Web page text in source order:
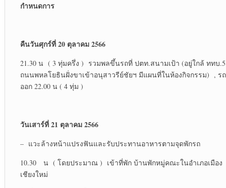
กำหนดการ
คืนวันศุกร์ที่ 20 ตุลาคม 2566
21.30 น ( 3 ทุ่มครึ่ง ) รวมพลขึ้นรถที่ ปตท.สนามเป้า (อยู่ใกล้ ททบ.5
ถนนพหลโยธินฝั่งขาเข้าอนุสาวรีย์ชัยฯ มีแผนที่ในห้องกิจกรรม) , รถ
ออก 22.00 น ( 4 ทุ่ม )
วันเสาร์ที่ 21 ตุลาคม 2566
– แวะล้างหน้าแปรงฟันและรับประทานอาหารตามจุดพักรถ
10.30 น ( โดยประมาณ ) เข้าที่พัก บ้านพักหมู่คณะในอำเภอเมือง
เชียงใหม่